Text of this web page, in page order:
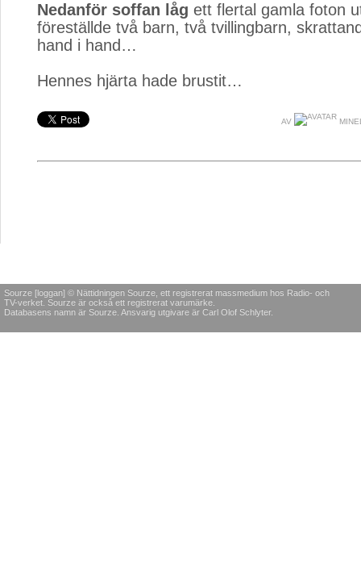
Nedanför soffan låg ett flertal gamla foton
föreställde två barn, två tvillingbarn,
hand i hand…
Hennes hjärta hade brustit…
AV
Sourze [loggan] © Nättidningen Sourze, ett registrerat massmedium hos Radio- och
TV-verket. Sourze är också ett registrerat varumärke.
Databasens namn är Sourze. Ansvarig utgivare är Carl Olof Schlyter.